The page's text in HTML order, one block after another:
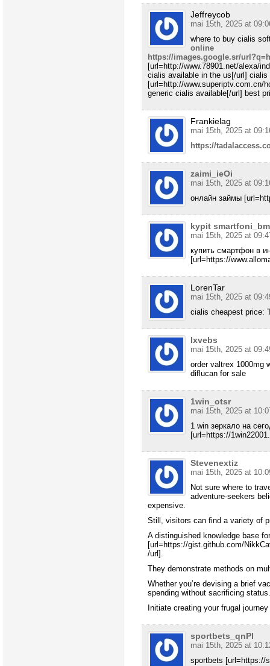
Jeffreycob
mai 15th, 2025 at
where to buy cialis
online
https://images.google.sr/
[url=http://www.78901.net/alexa/
cialis available in the us[/url] cialis
[url=http://www.superiptv.com.cn/
generic cialis available[/url] best
Frankielag
mai 15th, 2025 at
https://
zaimi_ieOi
mai 15th, 2025 at
онлайн займы
kypit
mai 15th, 2025 at
купить смартфон в
[url=https://
LorenTar
mai 15th, 2025 at
cialis cheapest price:
Ixvebs
mai 15th, 2025 at
order valtrex 1000mg
diflucan for sale
1win_otsr
mai 15th, 2025 at
1 win зеркало на
[url=https://
Stevenextiz
mai 15th, 2025 at
Not sure where to
adventure-seekers
expensive.
Still, visitors can find a variety of
A distinguished knowledge base
[url=https://gist.github.com/
/url].
They demonstrate methods on
Whether you’re devising a brief
spending without sacrificing status.
Initiate creating your frugal
sportbets_qnPl
mai 15th, 2025 at
sportbets [url=https://